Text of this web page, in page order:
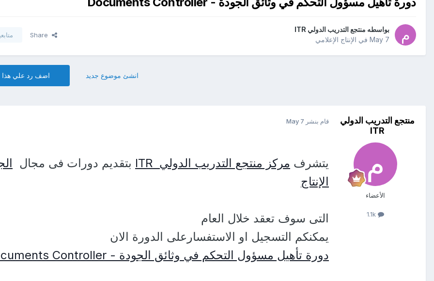
بواسطه منتجع التدريب الدولي ITR
May 7 في الإنتاج الإعلامي
اضف رد علي هذا انشئ موضوع جديد
منتجع التدريب الدولي
ITR
الأعضاء
قام بنشر May 7
يتشرف مركز منتجع التدريب الدولي ITR بتقديم دورات فى مجال
الإنتاج
التى سوف تعقد خلال العام
يمكنكم التسجيل او الاستفسارعلى الدورة الان
دورة تأهيل مسؤول التحكم في وثائق الجودة - Documents Controller